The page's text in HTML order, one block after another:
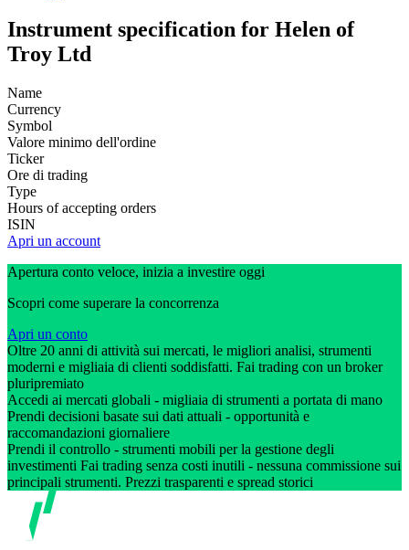
Instrument specification for Helen of
Troy Ltd
Name
Currency
Symbol
Valore minimo dell'ordine
Ticker
Ore di trading
Type
Hours of accepting orders
ISIN
Apri un account
Apertura conto veloce, inizia a investire oggi
Scopri come superare la concorrenza
Apri un conto
Oltre 20 anni di attività sui mercati, le migliori analisi, strumenti
moderni e migliaia di clienti soddisfatti. Fai trading con un broker
pluripremiato
Accedi ai mercati globali - migliaia di strumenti a portata di mano
Prendi decisioni basate sui dati attuali - opportunità e
raccomandazioni giornaliere
Prendi il controllo - strumenti mobili per la gestione degli
investimenti Fai trading senza costi inutili - nessuna commissione sui
principali strumenti. Prezzi trasparenti e spread storici